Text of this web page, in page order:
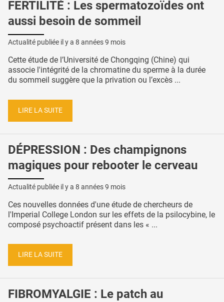
FERTILITÉ : Les spermatozoïdes ont
aussi besoin de sommeil
Actualité publiée il y a 8 années 9 mois
Cette étude de l’Université de Chongqing (Chine) qui
associe l'intégrité de la chromatine du sperme à la durée
du sommeil suggère que la privation ou l’excès ...
LIRE LA SUITE
DÉPRESSION : Des champignons
magiques pour rebooter le cerveau
Actualité publiée il y a 8 années 9 mois
Ces nouvelles données d'une étude de chercheurs de
l'Imperial College London sur les effets de la psilocybine, le
composé psychoactif présent dans les « ...
LIRE LA SUITE
FIBROMYALGIE : Le patch au